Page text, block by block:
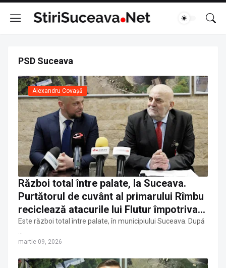
PSD Suceava
Alexandru Covașă
Război total între palate, la Suceava.
Purtătorul de cuvânt al primarului Rîmbu
reciclează atacurile lui Flutur împotriva
lui Șoldan pe tema jocurilor de noroc
Este război total între palate, în municipiului Suceava. După
martie 09, 2026